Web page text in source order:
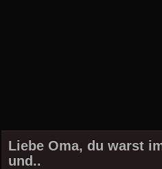
Liebe Oma, du warst
und..